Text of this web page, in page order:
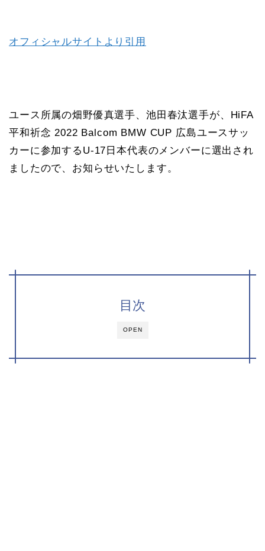
オフィシャルサイトより引用
ユース所属の畑野優真選手、池田春汰選手が、HiFA
平和祈念 2022 Balcom BMW CUP 広島ユースサッ
カーに参加するU-17日本代表のメンバーに選出され
ましたので、お知らせいたします。
OPEN
目次